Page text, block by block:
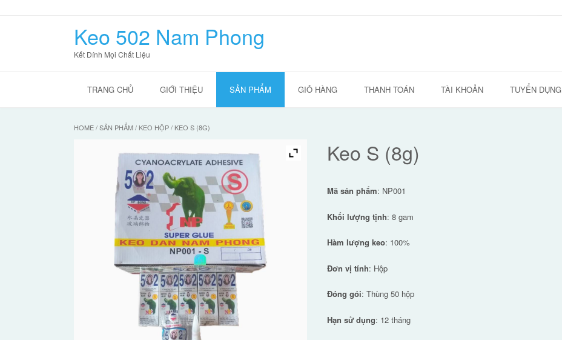
Keo 502 Nam Phong
Kết Dính Mọi Chất Liệu
TRANG CHỦ GIỚI THIỆU SẢN PHẨM GIỎ HÀNG THANH TOÁN TÀI KHOẢN TUYỂN DỤNG
HOME/SẢN PHẨM/ KEO HỘP/ KEO S (8G)
Keo S (8g)
Mã sản phẩm: NP001
Khối lượng tịnh: 8 gam
Hàm lượng keo: 100%
Đơn vị tính: Hộp
Đóng gói: Thùng 50 hộp
Hạn sử dụng: 12 tháng